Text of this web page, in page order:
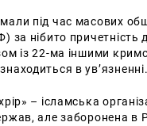
під час масових
нібито причетність
із 22-ма іншими
в ув’язненні.
– ісламська
але заборонена в